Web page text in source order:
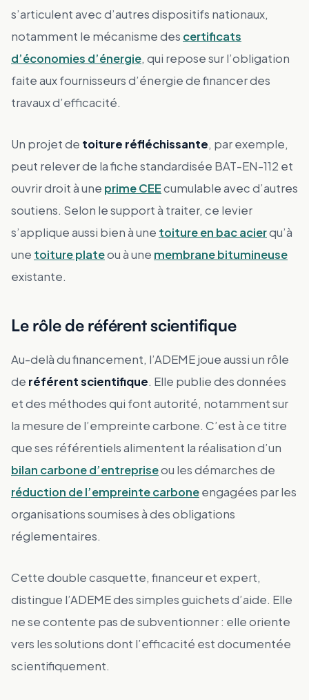
s’articulent avec d’autres dispositifs nationaux,
notamment le mécanisme des certificats
d’économies d’énergie, qui repose sur l’obligation
faite aux fournisseurs d’énergie de financer des
travaux d’efficacité.
Un projet de toiture réfléchissante, par exemple,
peut relever de la fiche standardisée BAT-EN-112 et
ouvrir droit à une prime CEEcumulable avec d’autres
soutiens. Selon le support à traiter, ce levier
s’applique aussi bien à une toiture en bac acierqu’à
une toiture plateou à une membrane bitumineuse
existante.
Le rôle de référent scientifique
Au-delà du financement, l’ADEME joue aussi un rôle
de référent scientifique. Elle publie des données
et des méthodes qui font autorité, notamment sur
la mesure de l’empreinte carbone. C’est à ce titre
que ses référentiels alimentent la réalisation d’un
bilan carbone d’entrepriseou les démarches de
réduction de l’empreinte carboneengagées par les
organisations soumises à des obligations
réglementaires.
Cette double casquette, financeur et expert,
distingue l’ADEME des simples guichets d’aide. Elle
ne se contente pas de subventionner : elle oriente
vers les solutions dont l’efficacité est documentée
scientifiquement.